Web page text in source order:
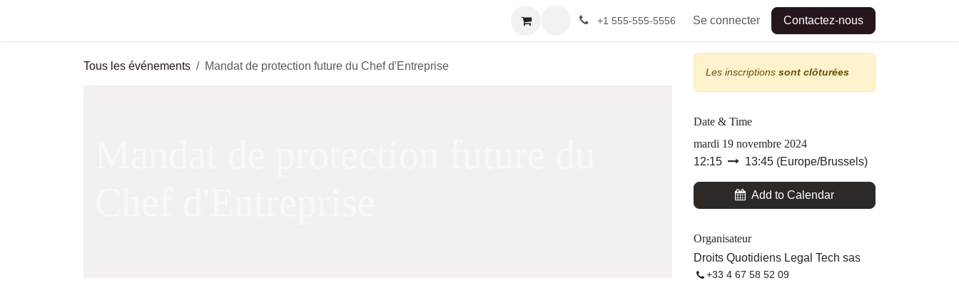
+1 555-555-5556 Se connecter Contactez-nous
Tous les événements Mandat de protection future du Chef d'Entreprise Les inscriptions sont clôturées
Date & Time
mardi 19 novembre 2024
12:15 13:45 (Europe/Brussels)
Add to Calendar
Organisateur
Droits Quotidiens Legal Tech sas
+33 4 67 58 52 09